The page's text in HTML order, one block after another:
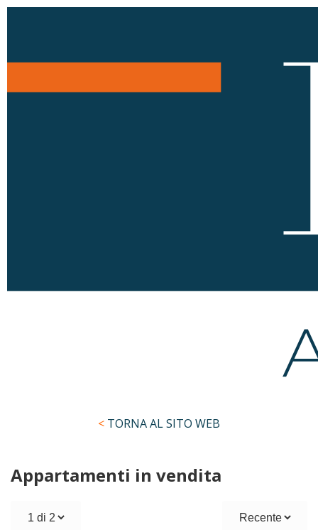
< TORNA AL SITO WEB
Appartamenti in vendita